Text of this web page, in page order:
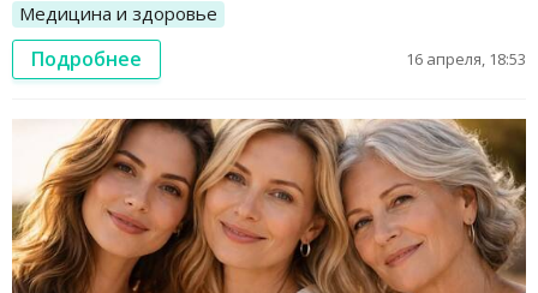
Медицина и здоровье
Подробнее 16 апреля, 18:53